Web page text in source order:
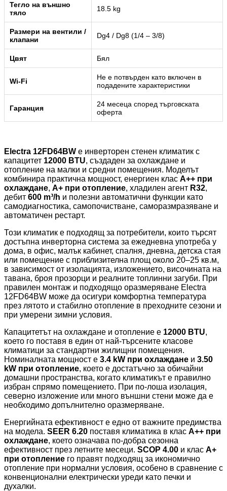
Тегло на външно
тяло
18.5 kg
Размери на вентили /
клапани
Dg4 / Dg8 (1/4 – 3/8)
Цвят Бял
Wi-Fi
Не е потвърден като включен в
подадените характеристики
Гаранция
24 месеца според търговската
оферта
Electra 12FD64BW е инверторен стенен климатик с
капацитет 12000 BTU, създаден за охлаждане и
отопление на малки и средни помещения. Моделът
комбинира практична мощност, енергиен клас A++ при
охлаждане, A+ при отопление, хладилен агент R32,
дебит 600 m³/h и полезни автоматични функции като
самодиагностика, самопочистване, саморазмразяване и
автоматичен рестарт.
Този климатик е подходящ за потребители, които търсят
достъпна инверторна система за ежедневна употреба у
дома, в офис, малък кабинет, спалня, дневна, детска стая
или помещение с приблизителна площ около 20–25 кв.м,
в зависимост от изолацията, изложението, височината на
тавана, броя прозорци и реалните топлинни загуби. При
правилен монтаж и подходящо оразмеряване Electra
12FD64BW може да осигури комфортна температура
през лятото и стабилно отопление в преходните сезони и
при умерени зимни условия.
Капацитетът на охлаждане и отопление е 12000 BTU,
което го поставя в един от най-търсените класове
климатици за стандартни жилищни помещения.
Номиналната мощност е 3.4 kW при охлаждане и 3.50
kW при отопление, което е достатъчно за обичайни
домашни пространства, когато климатикът е правилно
избран спрямо помещението. При по-лоша изолация,
северно изложение или много външни стени може да е
необходимо допълнително оразмеряване.
Енергийната ефективност е едно от важните предимства
на модела. SEER 6.20 поставя климатика в клас A++ при
охлаждане, което означава по-добра сезонна
ефективност през летните месеци. SCOP 4.00 и клас A+
при отопление го правят подходящ за икономично
отопление при нормални условия, особено в сравнение с
конвенционални електрически уреди като печки и
духалки.